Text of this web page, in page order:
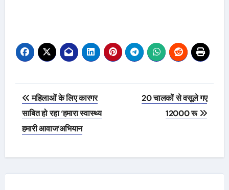
Post
navigation
महिलाओं के लिए कारगर
साबित हो रहा ‘हमारा स्वास्थ्य
हमारी आवाज’अभियान
20 चालकों से वसूले गए
12000 रू